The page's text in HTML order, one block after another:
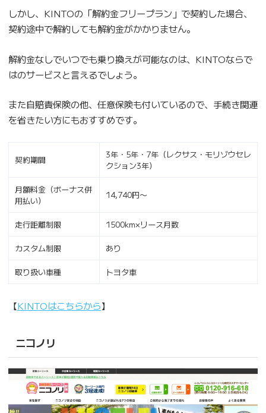
しかし、KINTOの「解約金フリープラン」で契約した場合、
契約途中で解約しても解約金がかかりません。
解約金なしでいつでも乗り換えが可能なのは、KINTOならで
はのサービスと言えるでしょう。
また自賠責保険の他、任意保険も付いているので、手続き関連
を省きたい方にもおすすめです。
契約期間
3年・5年・7年（レクサス・モリゾウセレ
クション3年）
月額料金（ボーナス併
用払い）
14,740円〜
走行距離制限 1500km×リース月数
カスタム制限 あり
取り扱い車種 トヨタ車
【KINTOはこちらから】
ニコノリ